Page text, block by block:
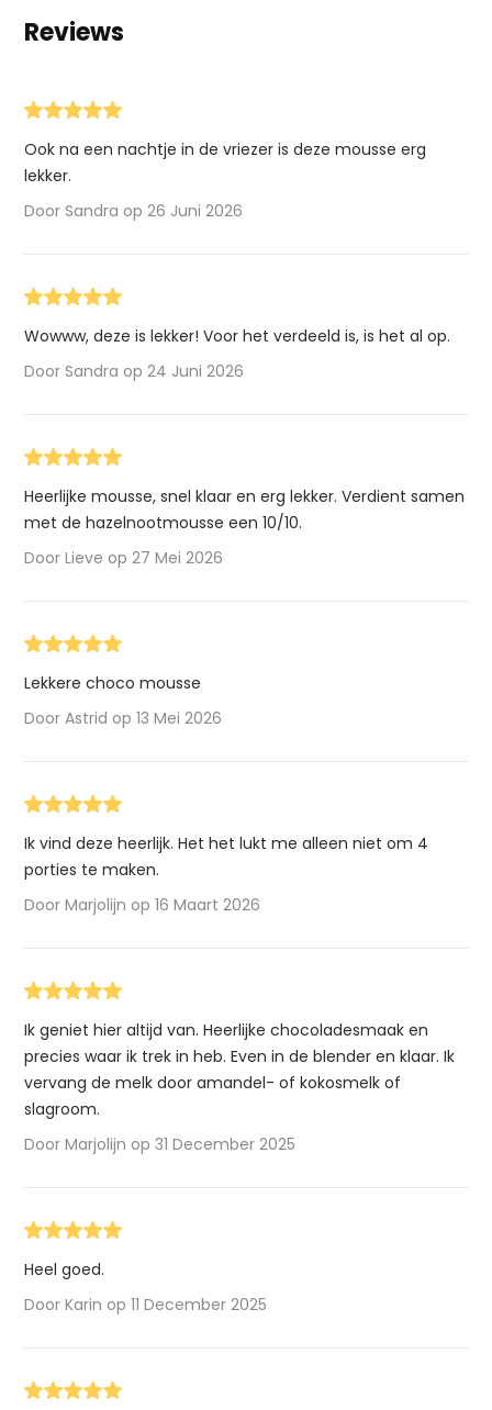
Reviews
Ook na een nachtje in de vriezer is deze mousse erg
lekker.
Door Sandra op 26 Juni 2026
Wowww, deze is lekker! Voor het verdeeld is, is het al op.
Door Sandra op 24 Juni 2026
Heerlijke mousse, snel klaar en erg lekker. Verdient samen
met de hazelnootmousse een 10/10.
Door Lieve op 27 Mei 2026
Lekkere choco mousse
Door Astrid op 13 Mei 2026
Ik vind deze heerlijk. Het het lukt me alleen niet om 4
porties te maken.
Door Marjolijn op 16 Maart 2026
Ik geniet hier altijd van. Heerlijke chocoladesmaak en
precies waar ik trek in heb. Even in de blender en klaar. Ik
vervang de melk door amandel- of kokosmelk of
slagroom.
Door Marjolijn op 31 December 2025
Heel goed.
Door Karin op 11 December 2025